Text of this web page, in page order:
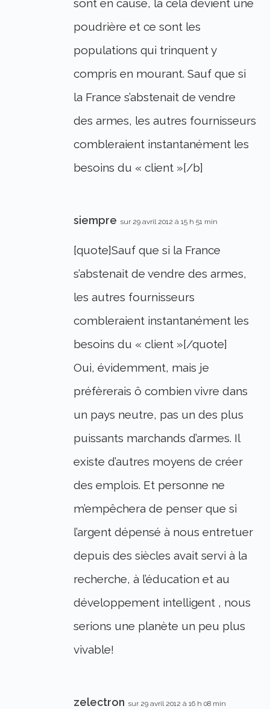
sont en cause, là cela devient une
poudrière et ce sont les
populations qui trinquent y
compris en mourant. Sauf que si
la France s’abstenait de vendre
des armes, les autres fournisseurs
combleraient instantanément les
besoins du « client »[/b]
siempre sur 29 avril 2012 à 15 h 51 min
[quote]Sauf que si la France
s’abstenait de vendre des armes,
les autres fournisseurs
combleraient instantanément les
besoins du « client »[/quote]
Oui, évidemment, mais je
préfèrerais ô combien vivre dans
un pays neutre, pas un des plus
puissants marchands d’armes. Il
existe d’autres moyens de créer
des emplois. Et personne ne
m’empêchera de penser que si
l’argent dépensé à nous entretuer
depuis des siècles avait servi à la
recherche, à l’éducation et au
développement intelligent , nous
serions une planète un peu plus
vivable!
zelectron sur 29 avril 2012 à 16 h 08 min